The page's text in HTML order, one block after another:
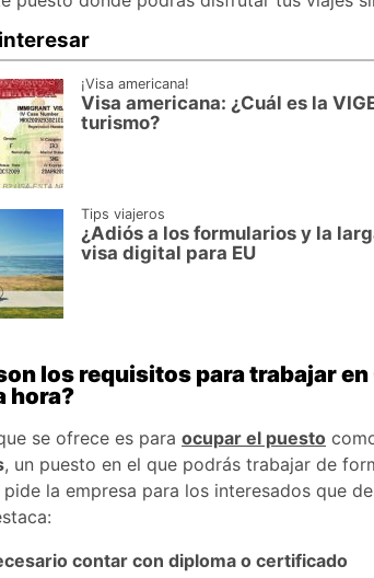
¡Visa americana!
Visa americana: ¿Cuál es la
turismo?
Tips viajeros
¿Adiós a los formularios y la
visa digital para EU
los requisitos para trabajar
hora?
se ofrece es para ocupar el puesto
, un puesto en el que podrás trabajar de
la empresa para los interesados que
contar con diploma o certificado